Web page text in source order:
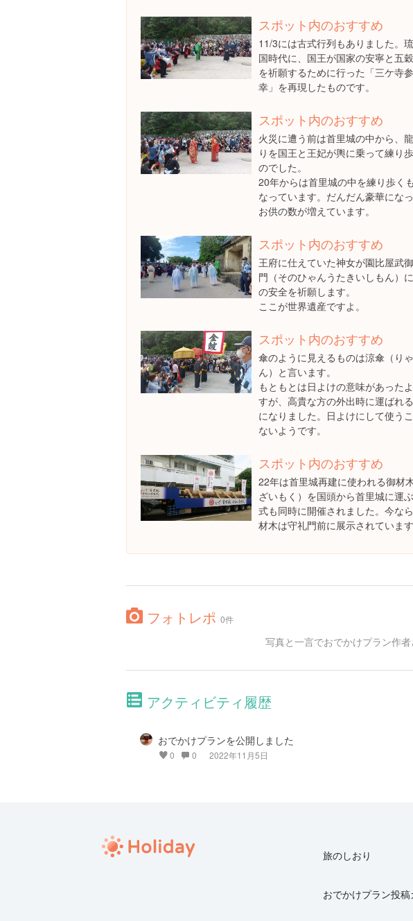
スポット内のおすすめ
11/3には古式行列もありました。
国時代に、国王が国家の安寧と五
を祈願するために行った「三ケ寺
幸」を再現したものです。
スポット内のおすすめ
火災に遭う前は首里城の中から、
りを国王と王妃が輿に乗って練り
のでした。
20年からは首里城の中を練り歩く
なっています。だんだん豪華になっ
お供の数が増えています。
スポット内のおすすめ
王府に仕えていた神女が園比屋武
門（そのひゃんうたきいしもん）
の安全を祈願します。
ここが世界遺産ですよ。
スポット内のおすすめ
傘のように見えるものは涼傘（り
ん）と言います。
もともとは日よけの意味があった
すが、高貴な方の外出時に運ばれ
になりました。日よけにして使う
ないようです。
スポット内のおすすめ
22年は首里城再建に使われる御材
ざいもく）を国頭から首里城に運
式も同時に開催されました。今な
材木は守礼門前に展示されています
フォトレポ 0件
写真と一言でおでかけプラン作
アクティビティ履歴
おでかけプランを公開しました
0 0 2022年11月5日
旅のしおり
おでかけプラン投